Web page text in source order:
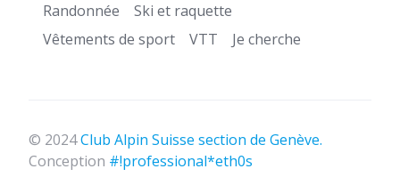
Randonnée
Ski et raquette
Vêtements de sport
VTT Je cherche
© 2024Club Alpin Suisse section de Genève.
Conception #!professional*eth0s